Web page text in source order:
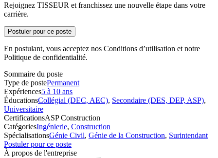
Rejoignez TISSEUR et franchissez une nouvelle étape dans votre
carrière.
Postuler pour ce poste
En postulant, vous acceptez nos Conditions d’utilisation et notre
Politique de confidentialité.
Sommaire du poste
Type de postePermanent
Expériences5 à 10 ans
ÉducationsCollégial (DEC, AEC), Secondaire (DES, DEP, ASP),
Universitaire
CertificationsASP Construction
CatégoriesIngénierie, Construction
SpécialisationsGénie Civil, Génie de la Construction, Surintendant
Postuler pour ce poste
À propos de l'entreprise